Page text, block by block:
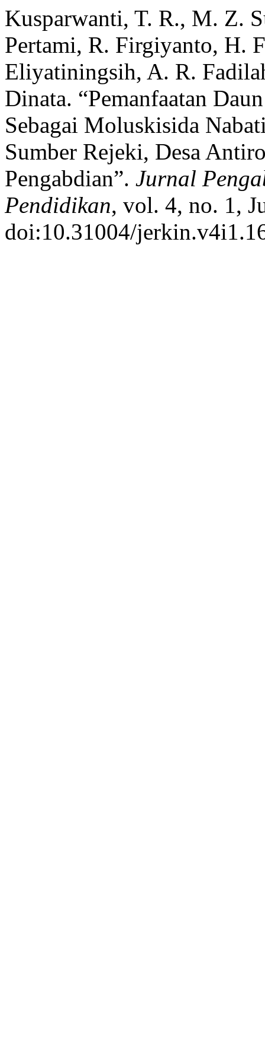
Kusparwanti, T. R., M. Z.
Pertami, R. Firgiyanto, H.
Eliyatiningsih, A. R.
Dinata. “Pemanfaatan
Sebagai Moluskisida
Sumber Rejeki, Desa
Pengabdian”. Jurnal
Pendidikan, vol. 4, no. 1,
doi:10.31004/